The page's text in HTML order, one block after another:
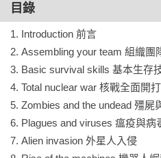
翻開這本書，你可以學到關鍵生
隊、學會理想的求生Plan A（沒
幸都失敗了，當遇到喪屍想將你
被咬傷會比較舒服（？）。
這本「末日」生存手冊，活用
搞、笑到瘋掉，無論世界末日來
書，說不定你就是那個有機會能
目錄
1. Introduction 前言
2. Assembling your team 組織團
3. Basic survival skills 基本生存
4. Total nuclear war 核戰全面開打
5. Zombies and the undead 殭屍
6. Plagues and viruses 瘟疫與病
7. Alien invasion 外星人入侵